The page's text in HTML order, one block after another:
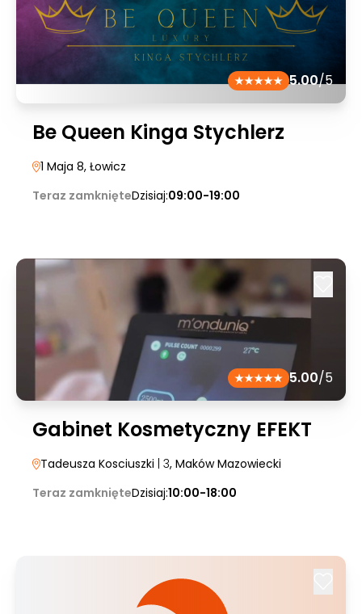
5.00/5
Be Queen Kinga Stychlerz
1 Maja 8, Łowicz
Teraz zamknięteDzisiaj:09:00-19:00
5.00/5
Gabinet Kosmetyczny EFEKT
Tadeusza Kosciuszki | 3, Maków Mazowiecki
Teraz zamknięteDzisiaj:10:00-18:00